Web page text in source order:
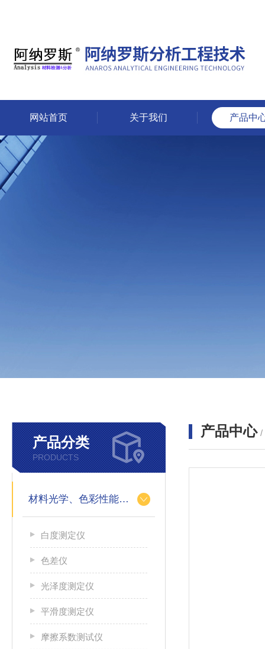
网站首页 关于我们 产品中
产品分类
PRODUCTS
材料光学、色彩性能的测定
白度测定仪
色差仪
光泽度测定仪
平滑度测定仪
摩擦系数测试仪
产品中心 /